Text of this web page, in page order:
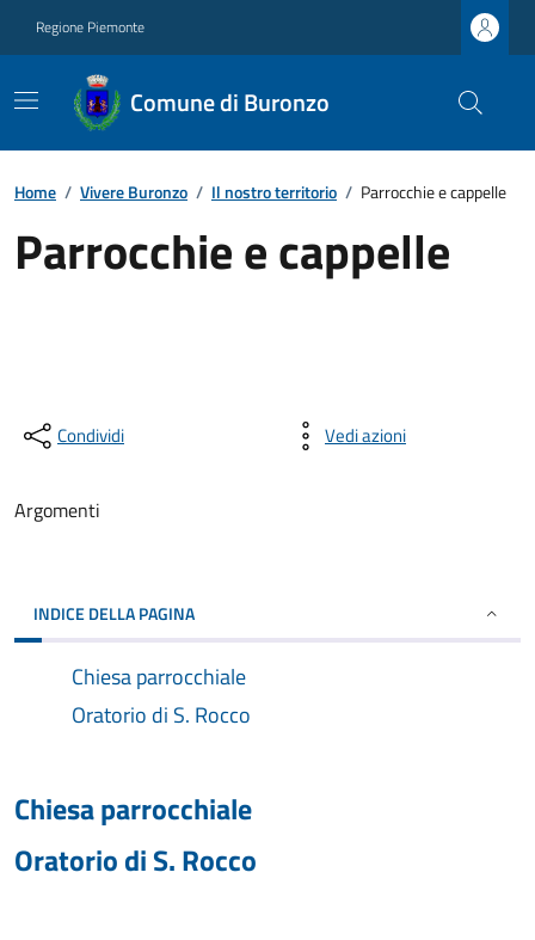
Regione Piemonte
Comune di Buronzo
Home / Vivere Buronzo / Il nostro territorio / Parrocchie e cappelle
Parrocchie e cappelle
Condividi Vedi azioni
Argomenti
INDICE DELLA PAGINA
Chiesa parrocchiale
Oratorio di S. Rocco
Chiesa parrocchiale
Oratorio di S. Rocco